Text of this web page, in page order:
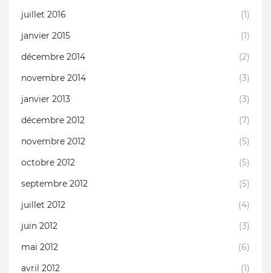
juillet 2016
(1)
janvier 2015
(1)
décembre 2014
(2)
novembre 2014
(3)
janvier 2013
(3)
décembre 2012
(7)
novembre 2012
(5)
octobre 2012
(5)
septembre 2012
(5)
juillet 2012
(4)
juin 2012
(3)
mai 2012
(6)
avril 2012
(1)